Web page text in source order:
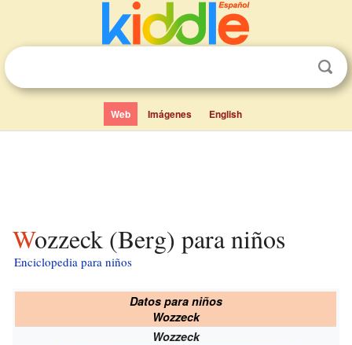
Web Imágenes English
Wozzeck (Berg) para niños
Enciclopedia para niños
Datos para niños
Wozzeck
Wozzeck